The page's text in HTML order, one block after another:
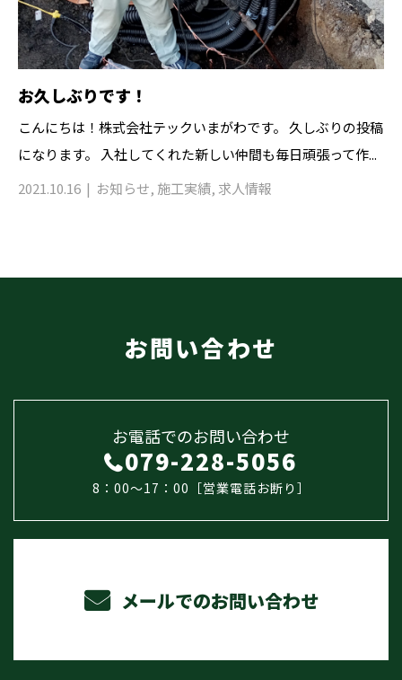
お久しぶりです！
こんにちは！株式会社テックいまがわです。 久しぶりの投稿
になります。 入社してくれた新しい仲間も毎日頑張って作...
2021.10.16
お知らせ, 施工実績, 求人情報
お問い合わせ
お電話でのお問い合わせ
079-228-5056
8：00～17：00［営業電話お断り］
メールでのお問い合わせ